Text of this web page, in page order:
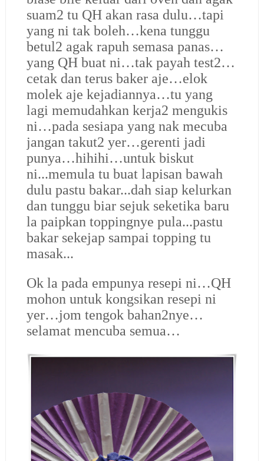
suam2 tu QH akan rasa dulu…tapi
yang ni tak boleh…kena tunggu
betul2 agak rapuh semasa panas…
yang QH buat ni…tak payah test2…
cetak dan terus baker aje…elok
molek aje kejadiannya…tu yang
lagi memudahkan kerja2 mengukis
ni…pada sesiapa yang nak mecuba
jangan takut2 yer…gerenti jadi
punya…hihihi…untuk biskut
ni...memula tu buat lapisan bawah
dulu pastu bakar...dah siap kelurkan
dan tunggu biar sejuk seketika baru
la paipkan toppingnye pula...pastu
bakar sekejap sampai topping tu
masak...
Ok la pada empunya resepi ni…QH
mohon untuk kongsikan resepi ni
yer…jom tengok bahan2nye…
selamat mencuba semua…